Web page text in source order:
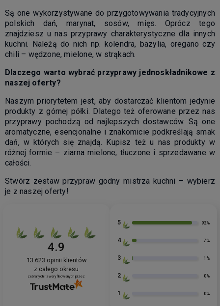
Są one wykorzystywane do przygotowywania tradycyjnych
polskich dań, marynat, sosów, mięs. Oprócz tego
znajdziesz u nas przyprawy charakterystyczne dla innych
kuchni. Należą do nich np. kolendra, bazylia, oregano czy
chili – wędzone, mielone, w strąkach.
Dlaczego warto wybrać przyprawy jednoskładnikowe z
naszej oferty?
Naszym priorytetem jest, aby dostarczać klientom jedynie
produkty z górnej półki. Dlatego też oferowane przez nas
przyprawy pochodzą od najlepszych dostawców. Są one
aromatyczne, esencjonalne i znakomicie podkreślają smak
dań, w których się znajdą. Kupisz też u nas produkty w
różnej formie – ziarna mielone, tłuczone i sprzedawane w
całości.
Stwórz zestaw przypraw godny mistrza kuchni – wybierz
je z naszej oferty!
4.9
13 623 opinii klientów
z całego okresu
zebranych i zweryfikowanych przez
5 92%
4 7%
3 1%
2 0%
1 0%